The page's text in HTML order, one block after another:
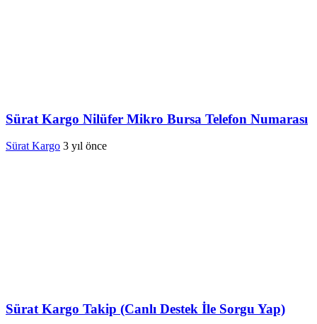
Sürat Kargo Nilüfer Mikro Bursa Telefon Numarası
Sürat Kargo 3 yıl önce
Sürat Kargo Takip (Canlı Destek İle Sorgu Yap)